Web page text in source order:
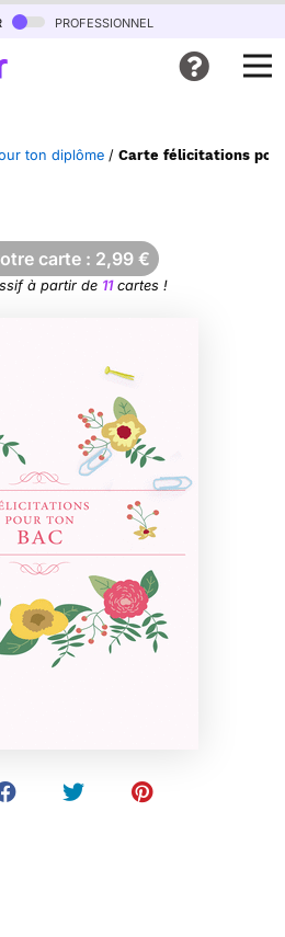
professionnel
ton diplôme / Carte félicitations
carte : 2,99 €
à partir de 11cartes !